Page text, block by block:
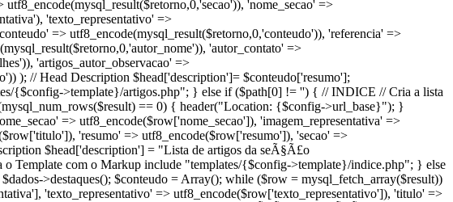
'nome_secao' =>
'texto_representativo' =>
=> utf8_encode(mysql_result($retorno,0,'conteudo')), 'referencia' =>
'autor_contato' =>
'artigos_autor_observacao' =>
); // Head Description $head['description']= $conteudo['resumo'];
{$config->template}/artigos.php"; } else if ($path[0] != '') { // INDICE // Cria a lista
== 0) { header("Location: {$config->url_base}"); }
=> utf8_encode($row['nome_secao']), 'imagem_representativa' =>
'resumo' => utf8_encode($row['resumo']), 'secao' =>
$head['description'] = "Lista de artigos da seÃ§Ã£o
Template com o Markup include "templates/{$config->template}/indice.php"; } else
>destaques(); $conteudo = Array(); while ($row = mysql_fetch_array($result))
'texto_representativo' => utf8_encode($row['texto_representativo']), 'titulo' =>